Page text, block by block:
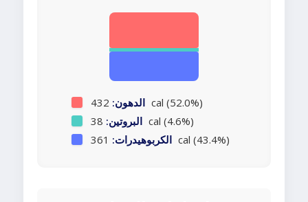
الدهون: 432 cal (52.0%)
البروتين: 38 cal (4.6%)
الكربوهيدرات: 361 cal (43.4%)